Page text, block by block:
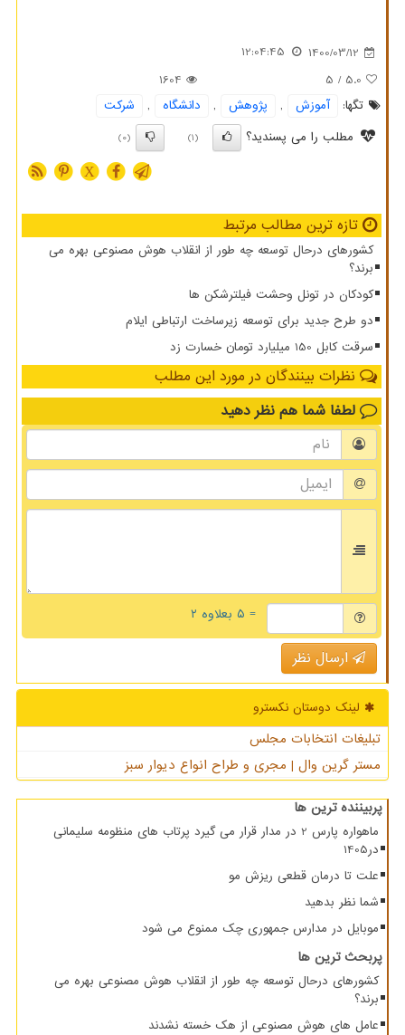
1400/03/12
12:04:45
5.0
/ 5
1604
تگها:
آموزش , پژوهش , دانشگاه ,
شركت
مطلب را می پسندید؟
(1)
(0)
X
تازه ترین مطالب مرتبط
کشورهای درحال توسعه چه طور از انقلاب هوش مصنوعی بهره می
برند؟
کودکان در تونل وحشت فیلترشکن ها
دو طرح جدید برای توسعه زیرساخت ارتباطی ایلام
سرقت کابل 150 میلیارد تومان خسارت زد
نظرات بینندگان در مورد این مطلب
لطفا شما هم نظر دهید
= ۵ بعلاوه ۲
ارسال نظر
لینک دوستان نكسترو
تبلیغات انتخابات مجلس
مستر گرین وال | مجری و طراح انواع دیوار سبز
پربیننده ترین ها
ماهواره پارس 2 در مدار قرار می گیرد پرتاب های منظومه سلیمانی
در1405
علت تا درمان قطعی ریزش مو
شما نظر بدهید
موبایل در مدارس جمهوری چک ممنوع می شود
پربحث ترین ها
کشورهای درحال توسعه چه طور از انقلاب هوش مصنوعی بهره می
برند؟
عامل های هوش مصنوعی از هک خسته نشدند